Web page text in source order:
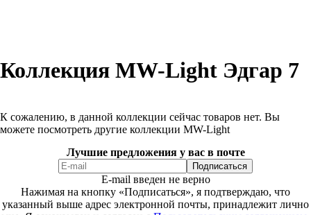
Коллекция MW-Light Эдгар 7
К сожалению, в данной коллекции сейчас товаров нет. Вы
можете посмотреть другие коллекции MW-Light
Лучшие предложения у вас в почте
E-mail введен не верно
Нажимая на кнопку «Подписаться», я подтверждаю, что
указанный выше адрес электронной почты, принадлежит лично